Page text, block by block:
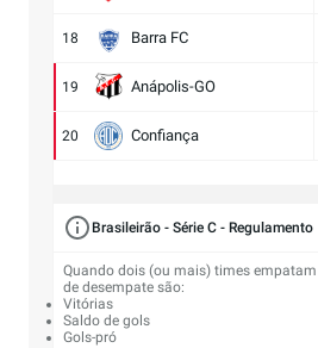
18 Barra FC
19 Anápolis-GO
20 Confiança
Brasileirão - Série C - Regulamento
Quando dois (ou mais) times
de desempate são:
Vitórias
Saldo de gols
Gols-pró